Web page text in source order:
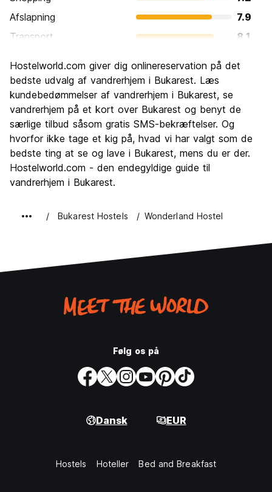
Afslapning
7.9
Transport
8.1
Kultur
Fester
Værdi for pengene
8.6
Hostelworld.com giver dig onlinereservation på det
bedste udvalg af vandrerhjem i Bukarest. Læs
kundebedømmelser af vandrerhjem i Bukarest, se
vandrerhjem på et kort over Bukarest og benyt de
særlige tilbud såsom gratis SMS-bekræftelser. Og
hvorfor ikke tage et kig på, hvad vi har valgt som de
bedste ting at se og lave i Bukarest, mens du er der.
Hostelworld.com - den endegyldige guide til
vandrerhjem i Bukarest.
Bukarest Hostels Wonderland Hostel
Følg os på
Dansk EUR
Hostels Hoteller Bed and Breakfast